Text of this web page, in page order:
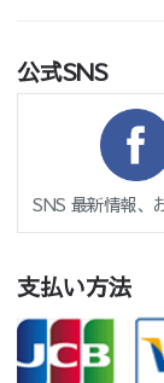
公式SNS
SNS 最新情報、
支払い方法